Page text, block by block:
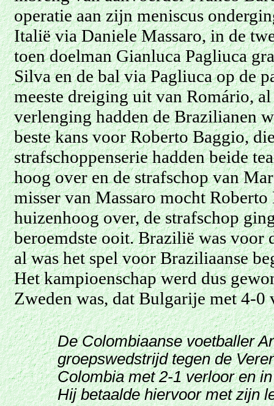
operatie aan zijn meniscus
Italië via Daniele Massaro, in de
toen doelman Gianluca Pagliuca
Silva en de bal via Pagliuca op de
meeste dreiging uit van Romário,
verlenging hadden de Brazilianen
beste kans voor Roberto Baggio,
strafschoppenserie hadden beide
hoog over en de strafschop van
misser van Massaro mocht
huizenhoog over, de strafschop
beroemdste ooit. Brazilië was voor
al was het spel voor Braziliaanse
Het kampioenschap werd dus
Zweden was, dat Bulgarije met 4-0
De Colombiaanse voetballer
groepswedstrijd tegen de
Colombia met 2-1 verloor en
Hij betaalde hiervoor met zijn